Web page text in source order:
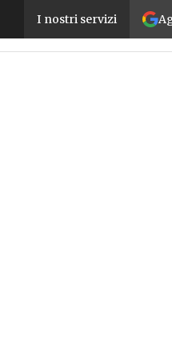
I nostri servizi
AI, robotica e